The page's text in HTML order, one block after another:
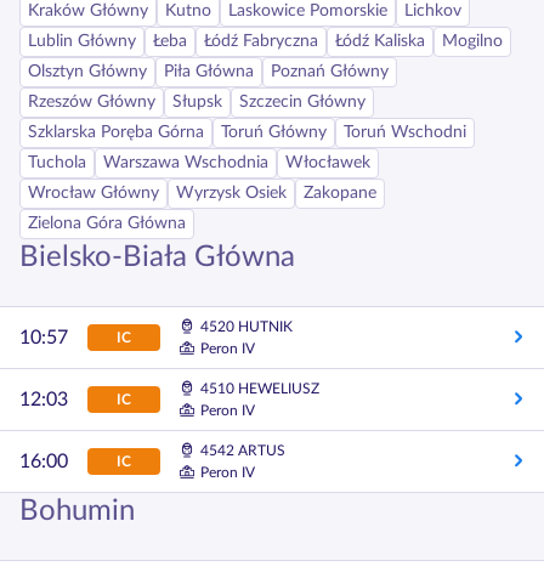
Kraków Główny
Kutno Laskowice Pomorskie
Lichkov
Lublin Główny
Łeba Łódź Fabryczna Łódź Kaliska
Mogilno
Olsztyn Główny
Piła Główna
Poznań Główny
Rzeszów Główny
Słupsk
Szczecin Główny
Szklarska Poręba Górna
Toruń Główny
Toruń Wschodni
Tuchola
Warszawa Wschodnia
Włocławek
Wrocław Główny
Wyrzysk Osiek
Zakopane
Zielona Góra Główna
Bielsko-Biała Główna
10:57 IC
4520 HUTNIK
Peron IV
12:03 IC
4510 HEWELIUSZ
Peron IV
16:00 IC
4542 ARTUS
Peron IV
Bohumin